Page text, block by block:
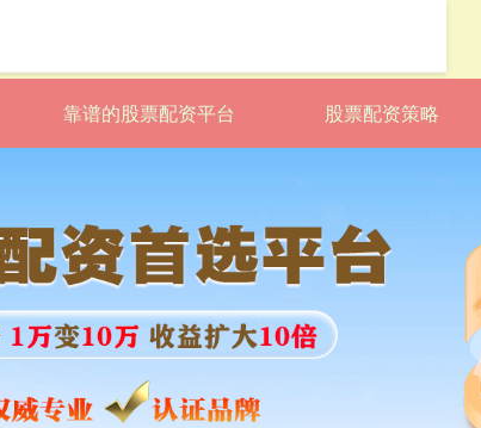
靠谱的股票配资平台 股票配资策略